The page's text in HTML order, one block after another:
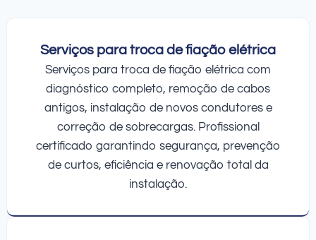
Serviços para troca de fiação elétrica
Serviços para troca de fiação elétrica com
diagnóstico completo, remoção de cabos
antigos, instalação de novos condutores e
correção de sobrecargas. Profissional
certificado garantindo segurança, prevenção
de curtos, eficiência e renovação total da
instalação.